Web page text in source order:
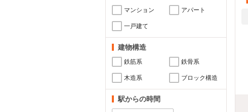
マンション アパート
一戸建て
建物構造
鉄筋系 鉄骨系
木造系 ブロック構造
駅からの時間